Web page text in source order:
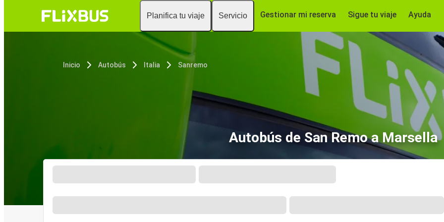
Planifica tu viaje Servicio Gestionar mi reserva Sigue tu viaje Ayuda
Inicio Autobús Italia Sanremo
Autobús de San Remo a Marsella